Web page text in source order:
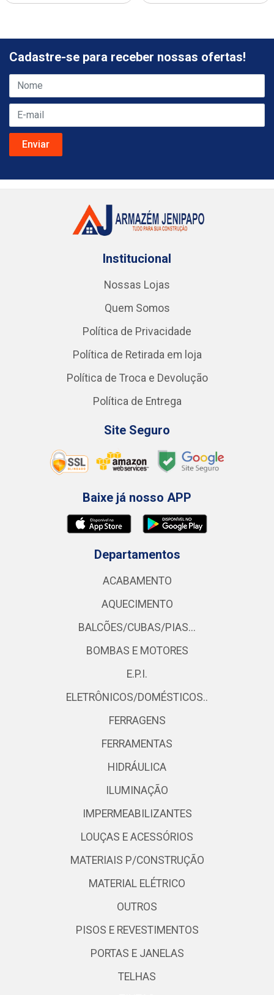
Cadastre-se para receber nossas ofertas!
Institucional
Nossas Lojas
Quem Somos
Política de Privacidade
Política de Retirada em loja
Política de Troca e Devolução
Política de Entrega
Site Seguro
Baixe já nosso APP
Departamentos
ACABAMENTO
AQUECIMENTO
BALCÕES/CUBAS/PIAS...
BOMBAS E MOTORES
E.P.I.
ELETRÔNICOS/DOMÉSTICOS..
FERRAGENS
FERRAMENTAS
HIDRÁULICA
ILUMINAÇÃO
IMPERMEABILIZANTES
LOUÇAS E ACESSÓRIOS
MATERIAIS P/CONSTRUÇÃO
MATERIAL ELÉTRICO
OUTROS
PISOS E REVESTIMENTOS
PORTAS E JANELAS
TELHAS